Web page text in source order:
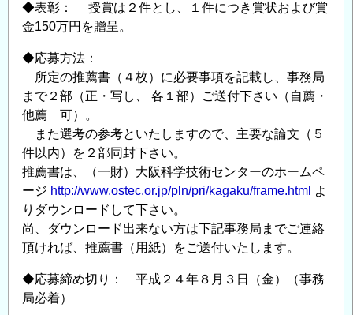
◆表彰： 授賞は２件とし、１件につき賞状および賞
金150万円を贈呈。
◆応募方法：
所定の推薦書（４枚）に必要事項を記載し、事務局
まで２部（正・写し、 各１部）ご送付下さい（自薦・
他薦 可）。
また選考の参考といたしますので、主要な論文（５
件以内）を２部同封下さい。
推薦書は、（一財）大阪科学技術センターのホームペ
ージ http://www.ostec.or.jp/pln/pri/kagaku/frame.html よ
りダウンロードして下さい。
尚、ダウンロード出来ない方は下記事務局までご連絡
頂ければ、推薦書（用紙）をご送付いたします。
◆応募締め切り： 平成２４年８月３日（金）（事務
局必着）